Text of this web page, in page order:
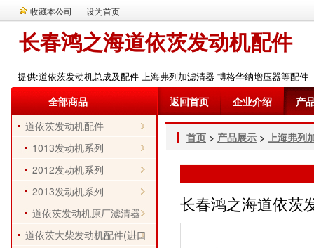
收藏本公司 设为首页
长春鸿之海道依茨发动机配件
提供:道依茨发动机总成及配件 上海弗列加滤清器 博格华纳增压器等配件
全部商品 返回首页 企业介绍
产
道依茨发动机配件
1013发动机系列
2012发动机系列
2013发动机系列
道依茨发动机原厂滤清器
道依茨大柴发动机配件(进口
首页 > 产品展示 > 上海弗列
长春鸿之海道依茨